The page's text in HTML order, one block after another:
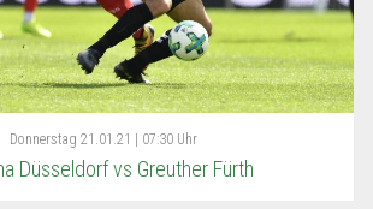
Donnerstag 21.01.21 | 07:30 Uhr
Düsseldorf vs Greuther Fürth